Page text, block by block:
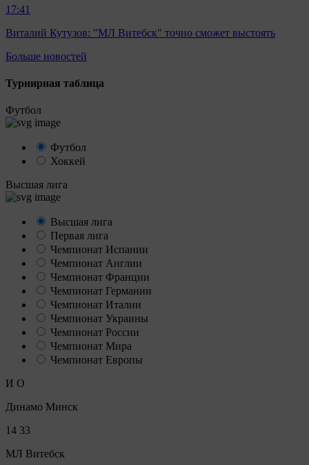
17:41
Виталий Кутузов: "МЛ Витебск" точно сможет выстоять
Больше новостей
Турнирная таблица
Футбол
Футбол
Хоккей
Высшая лига
Высшая лига
Первая лига
Чемпионат Испании
Чемпионат Англии
Чемпионат Франции
Чемпионат Германии
Чемпионат Италии
Чемпионат Украины
Чемпионат России
Чемпионат Мира
Чемпионат Европы
И О
Динамо Минск
14 33
МЛ Витебск